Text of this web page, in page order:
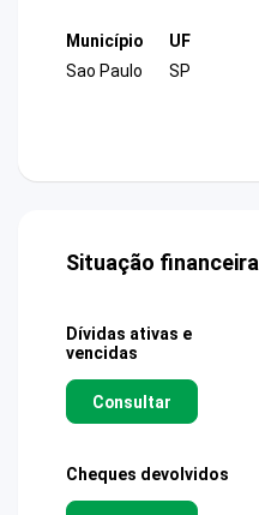
Município
Sao Paulo
UF
SP
Situação financeira
Dívidas ativas e
vencidas
Consultar
Cheques devolvidos